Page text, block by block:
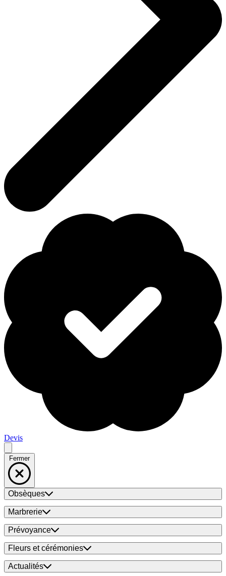
Devis
Fermer
Obsèques
Marbrerie
Prévoyance
Fleurs et cérémonies
Actualités